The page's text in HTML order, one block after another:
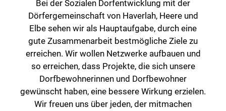
Bei der Sozialen Dorfentwicklung mit der
Dörfergemeinschaft von Haverlah, Heere und
Elbe sehen wir als Hauptaufgabe, durch eine
gute Zusammenarbeit bestmögliche Ziele zu
erreichen. Wir wollen Netzwerke aufbauen und
so erreichen, dass Projekte, die sich unsere
Dorfbewohnerinnen und Dorfbewohner
gewünscht haben, eine bessere Wirkung erzielen.
Wir freuen uns über jeden, der mitmachen